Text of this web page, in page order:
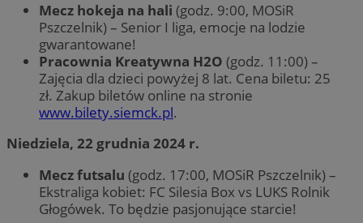
Mecz hokeja na hali (godz. 9:00, MOSiR
Pszczelnik) – Senior I liga, emocje na lodzie
gwarantowane!
Pracownia Kreatywna H2O (godz. 11:00) –
Zajęcia dla dzieci powyżej 8 lat. Cena biletu: 25
zł. Zakup biletów online na stronie
www.bilety.siemck.pl.
Niedziela, 22 grudnia 2024 r.
Mecz futsalu (godz. 17:00, MOSiR Pszczelnik) –
Ekstraliga kobiet: FC Silesia Box vs LUKS Rolnik
Głogówek. To będzie pasjonujące starcie!